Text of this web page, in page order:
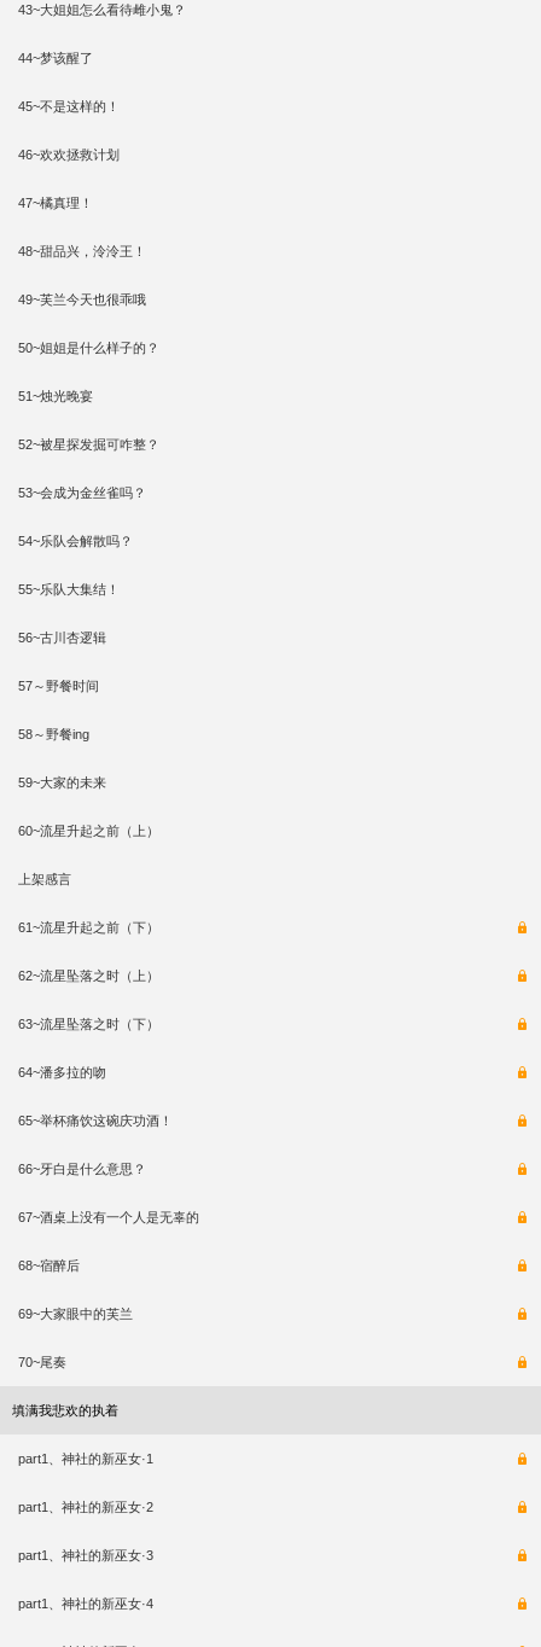
43~大姐姐怎么看待雌小鬼？
44~梦该醒了
45~不是这样的！
46~欢欢拯救计划
47~橘真理！
48~甜品兴，泠泠王！
49~芙兰今天也很乖哦
50~姐姐是什么样子的？
51~烛光晚宴
52~被星探发掘可咋整？
53~会成为金丝雀吗？
54~乐队会解散吗？
55~乐队大集结！
56~古川杏逻辑
57～野餐时间
58～野餐ing
59~大家的未来
60~流星升起之前（上）
上架感言
61~流星升起之前（下）
62~流星坠落之时（上）
63~流星坠落之时（下）
64~潘多拉的吻
65~举杯痛饮这碗庆功酒！
66~牙白是什么意思？
67~酒桌上没有一个人是无辜的
68~宿醉后
69~大家眼中的芙兰
70~尾奏
填满我悲欢的执着
part1、神社的新巫女·1
part1、神社的新巫女·2
part1、神社的新巫女·3
part1、神社的新巫女·4